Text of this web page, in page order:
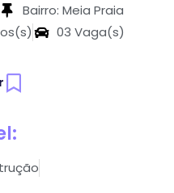
Bairro: Meia Praia
03 Vaga(s)